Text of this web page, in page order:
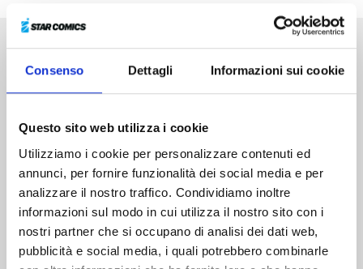
Consenso Dettagli Informazioni sui cookie
Questo sito web utilizza i cookie
Utilizziamo i cookie per personalizzare contenuti ed
annunci, per fornire funzionalità dei social media e per
analizzare il nostro traffico. Condividiamo inoltre
informazioni sul modo in cui utilizza il nostro sito con i
nostri partner che si occupano di analisi dei dati web,
pubblicità e social media, i quali potrebbero combinarle
Altri volumi della serie